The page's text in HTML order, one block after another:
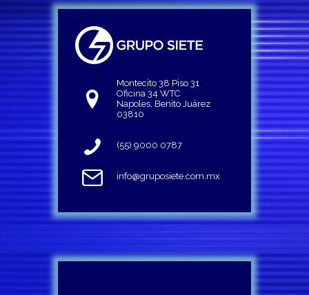
Montecito 38 Piso 31
Oficina 34 WTC
Napoles, Benito Juárez
03810
(55) 9000 0787
info@gruposiete.com.mx